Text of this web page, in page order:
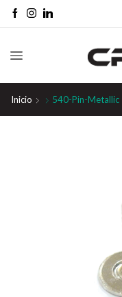
Inicio 540-Pin-Metallic